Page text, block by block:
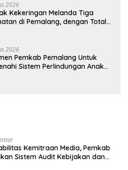
2026
Kekeringan Melanda Tiga
di Pemalang, dengan Total
2026
Pemkab Pemalang Untuk
Sistem Perlindungan Anak
Kemitraan Media, Pemkab
Sistem Audit Kebijakan dan